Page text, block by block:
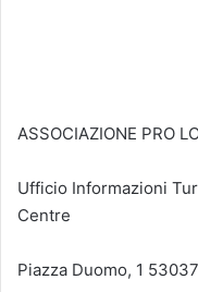
ASSOCIAZIONE PRO
Ufficio Informazioni
Centre
Piazza Duomo, 1